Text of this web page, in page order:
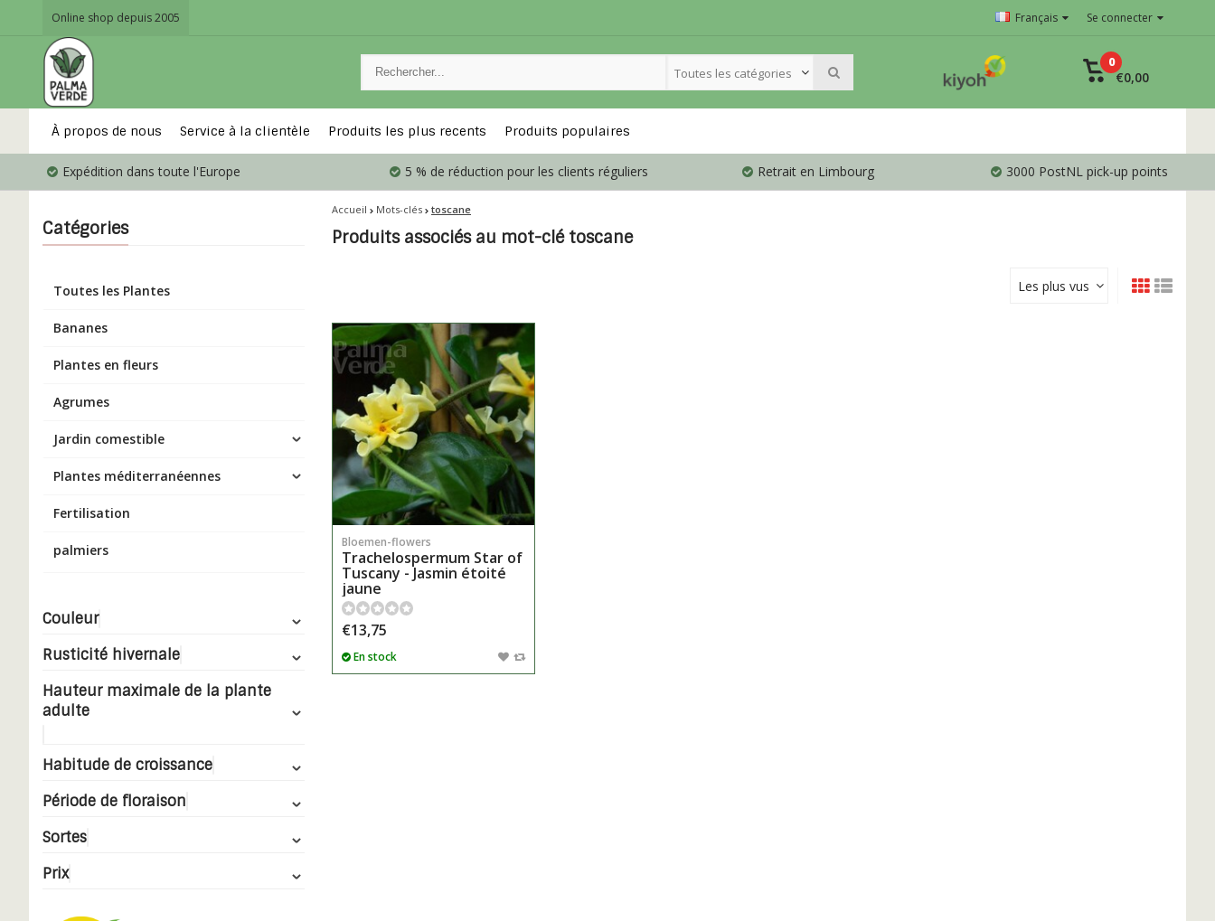
Online shop depuis 2005 Français Se connecter
Toutes les catégories
0
€0,00
À propos de nous Service à la clientèle Produits les plus recents Produits populaires
Expédition dans toute l'Europe 5 % de réduction pour les clients réguliers Retrait en Limbourg 3000 PostNL pick-up points
Catégories
Toutes les Plantes
Bananes
Plantes en fleurs
Agrumes
Jardin comestible
Plantes méditerranéennes
Fertilisation
palmiers
Couleur
Rusticité hivernale
Hauteur maximale de la plante
adulte
Habitude de croissance
Période de floraison
Sortes
Prix
Accueil Mots-clés toscane
Produits associés au mot-clé toscane
Les plus vus
Bloemen-flowers
Trachelospermum Star of
Tuscany - Jasmin étoité
jaune
€13,75
En stock